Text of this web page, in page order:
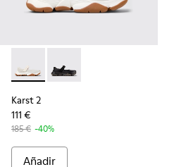
Karst 2 - K101071-002 - Sneakers
Karst 2 - K101071-001 -
Karst 2
111 €
185 € -40%
Añadir